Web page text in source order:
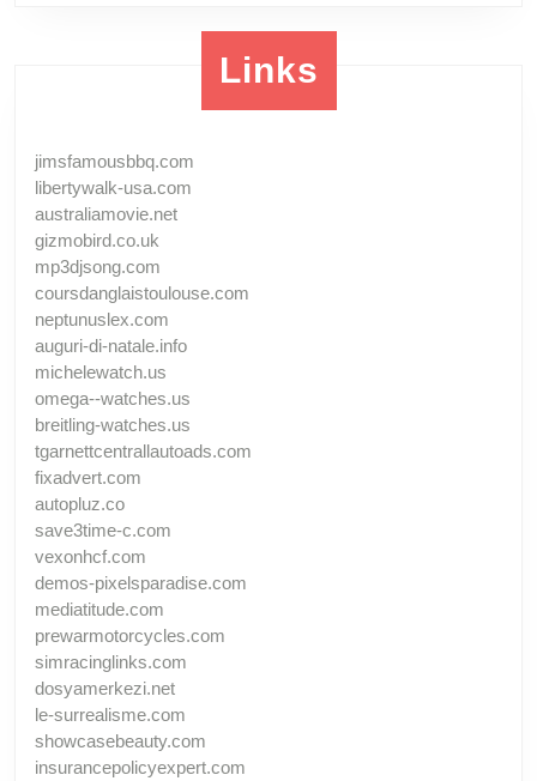
Links
jimsfamousbbq.com
libertywalk-usa.com
australiamovie.net
gizmobird.co.uk
mp3djsong.com
coursdanglaistoulouse.com
neptunuslex.com
auguri-di-natale.info
michelewatch.us
omega--watches.us
breitling-watches.us
tgarnettcentrallautoads.com
fixadvert.com
autopluz.co
save3time-c.com
vexonhcf.com
demos-pixelsparadise.com
mediatitude.com
prewarmotorcycles.com
simracinglinks.com
dosyamerkezi.net
le-surrealisme.com
showcasebeauty.com
insurancepolicyexpert.com